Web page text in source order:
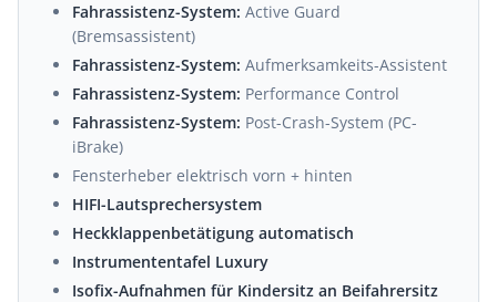
Fahrassistenz-System: Active Guard
(Bremsassistent)
Fahrassistenz-System: Aufmerksamkeits-Assistent
Fahrassistenz-System: Performance Control
Fahrassistenz-System: Post-Crash-System (PC-
iBrake)
Fensterheber elektrisch vorn + hinten
HIFI-Lautsprechersystem
Heckklappenbetätigung automatisch
Instrumententafel Luxury
Isofix-Aufnahmen für Kindersitz an Beifahrersitz